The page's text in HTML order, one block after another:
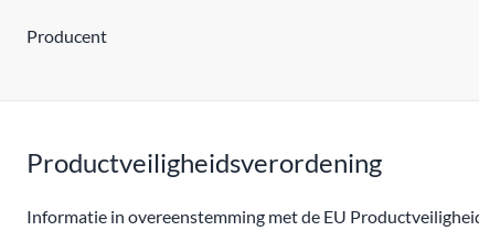
Producent
Productveiligheidsverordening
Informatie in overeenstemming met de EU